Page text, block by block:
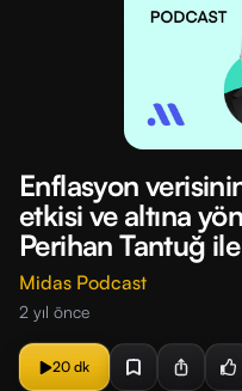
Enflasyon
etkisi ve altına
Perihan Tantuğ
Midas Podcast
2 yıl önce
20 dk